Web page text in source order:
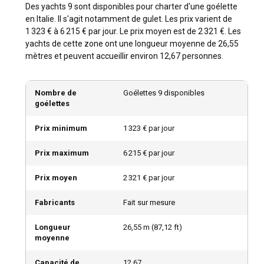
destinations populaires incluent la Côte Amalfitaine, la
Sicile, la Sardaigne et la Riviera Italienne. Chacune a sa
route de navigation unique, toutes plus pittoresques et
invitantes les unes que les autres.
goélette en Italie ?
La meilleure période pour louer une goélette en Italie est
doux assure une expérience de navigation agréable tout au
saisonniers emblématiques de l'Italie !
Comment sont le climat et les conditions de
navigation en Italie ?
des étés chauds et des hivers doux. Avec des modèles de
vent prévisibles, des mers calmes et un ensoleillement
Des yachts 9 sont disponibles pour charter d'une goélette
en Italie. Il s'agit notamment de gulet. Les prix varient de
1 323 € à 6 215 € par jour. Le prix moyen est de 2 321 €. Les
yachts de cette zone ont une longueur moyenne de 26,55
mètres et peuvent accueillir environ 12,67 personnes.
Nombre de
goélettes
Goélettes 9 disponibles
Prix minimum 1 323 € par jour
Prix maximum 6 215 € par jour
Prix moyen 2 321 € par jour
Fabricants Fait sur mesure
Longueur
moyenne
26,55 m (87,12 ft)